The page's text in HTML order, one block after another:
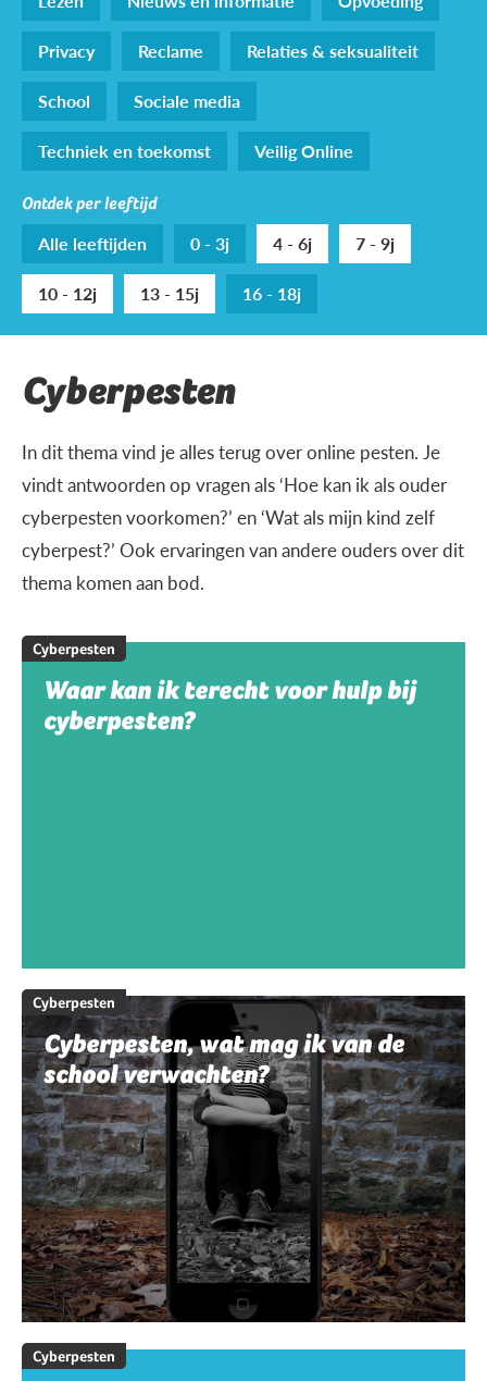
Privacy
Reclame
Relaties & seksualiteit
School
Sociale media
Techniek en toekomst
Veilig Online
Ontdek per leeftijd
Alle leeftijden 0 - 3j 4 - 6j
7 - 9j
10 - 12j
13 - 15j 16 - 18j
Cyberpesten
In dit thema vind je alles terug over online pesten. Je
vindt antwoorden op vragen als ‘Hoe kan ik als ouder
cyberpesten voorkomen?’ en ‘Wat als mijn kind zelf
cyberpest?’ Ook ervaringen van andere ouders over dit
thema komen aan bod.
Cyberpesten
Waar kan ik terecht voor hulp bij
cyberpesten?
Cyberpesten
Cyberpesten, wat mag ik van de
school verwachten?
Cyberpesten